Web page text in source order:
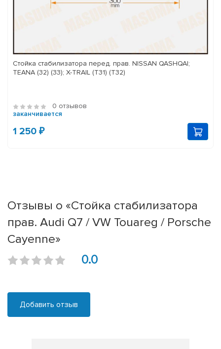
Стойка стабилизатора перед. прав. NISSAN QASHQAI;
TEANA (32) (33); X-TRAIL (T31) (T32)
0 отзывов
заканчивается
1 250 ₽
Отзывы о «Стойка стабилизатора
прав. Audi Q7 / VW Touareg / Porsche
Cayenne»
0.0
Добавить отзыв